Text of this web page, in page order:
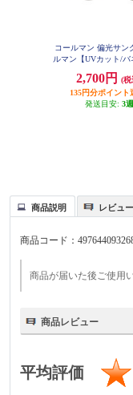
コールマン 偏光サン
ルマン【UVカット/バ
ムカラー:シャーリン
ル】
2,700円
(税
135円分ポイント
発送目安: 3
商品説明 レビュ
商品コード：
商品が届いた後ご使用
商品レビュー
平均評価